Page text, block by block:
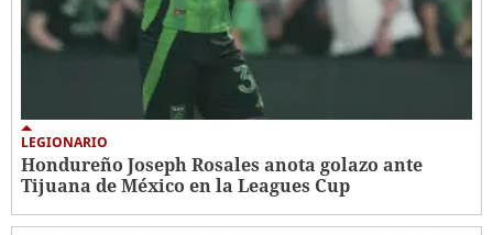
LEGIONARIO
Hondureño Joseph Rosales anota golazo ante
Tijuana de México en la Leagues Cup